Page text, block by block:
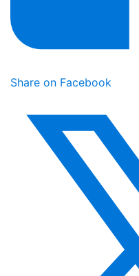
Share on Facebook